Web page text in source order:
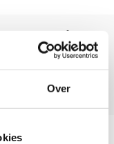
Over
volledige